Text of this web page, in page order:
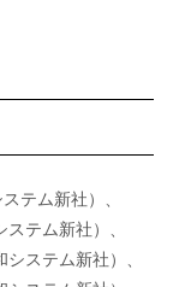
テム新社）、
テム新社）、
ステム新社）、